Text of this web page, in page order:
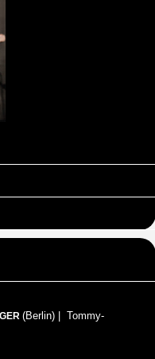
(Berlin) | Tommy-